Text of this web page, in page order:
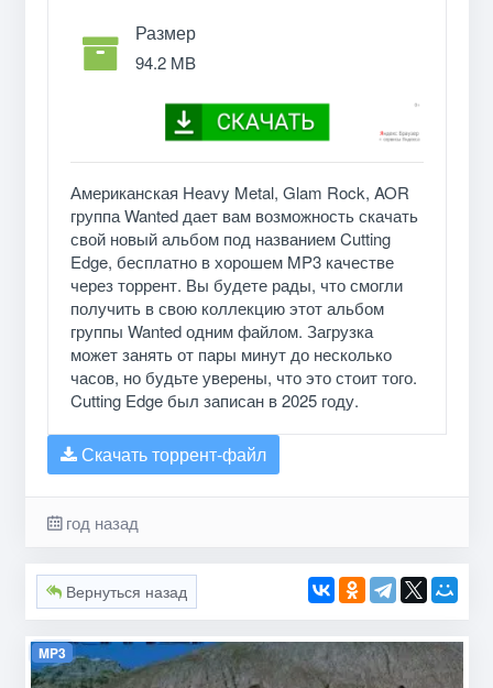
Размер
94.2 MB
Американская Heavy Metal, Glam Rock, AOR
группа Wanted дает вам возможность скачать
свой новый альбом под названием Cutting
Edge, бесплатно в хорошем MP3 качестве
через торрент. Вы будете рады, что смогли
получить в свою коллекцию этот альбом
группы Wanted одним файлом. Загрузка
может занять от пары минут до несколько
часов, но будьте уверены, что это стоит того.
Cutting Edge был записан в 2025 году.
Скачать торрент-файл
год назад
Вернуться назад
MP3